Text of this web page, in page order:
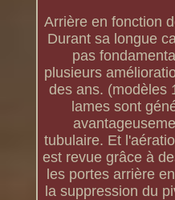
Arrière en fonction
Durant sa longue
pas
plusieurs
des ans. (modèles
lames sont
tubulaire. Et
est revue grâce à
les portes arrière
la suppression du